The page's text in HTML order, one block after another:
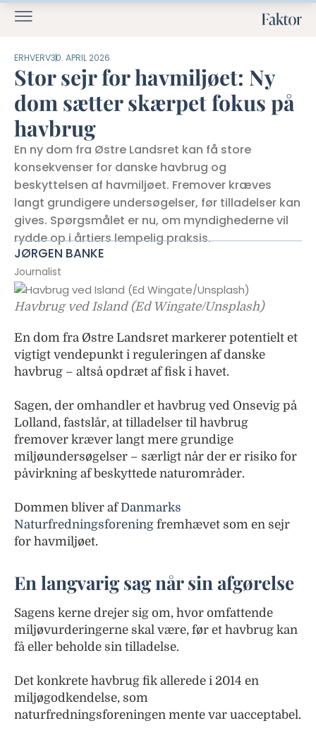
ERHVERV30. APRIL 2026
Stor sejr for havmiljøet: Ny
dom sætter skærpet fokus på
havbrug
En ny dom fra Østre Landsret kan få store
konsekvenser for danske havbrug og
beskyttelsen af havmiljøet. Fremover kræves
langt grundigere undersøgelser, før tilladelser kan
gives. Spørgsmålet er nu, om myndighederne vil
rydde op i årtiers lempelig praksis.
JØRGEN BANKE
Journalist
Havbrug ved Island (Ed Wingate/Unsplash)
En dom fra Østre Landsret markerer potentielt et
vigtigt vendepunkt i reguleringen af danske
havbrug – altså opdræt af fisk i havet.
Sagen, der omhandler et havbrug ved Onsevig på
Lolland, fastslår, at tilladelser til havbrug
fremover kræver langt mere grundige
miljøundersøgelser – særligt når der er risiko for
påvirkning af beskyttede naturområder.
Dommen bliver afDanmarks
Naturfredningsforening fremhævet som en sejr
for havmiljøet.
En langvarig sag når sin afgørelse
Sagens kerne drejer sig om, hvor omfattende
miljøvurderingerne skal være, før et havbrug kan
få eller beholde sin tilladelse.
Det konkrete havbrug fik allerede i 2014 en
miljøgodkendelse, som
naturfredningsforeningen mente var uacceptabel.